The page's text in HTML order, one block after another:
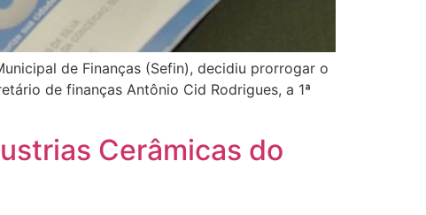
de Finanças (Sefin), decidiu prorrogar o
de finanças Antônio Cid Rodrigues, a 1ª
Cerâmicas do